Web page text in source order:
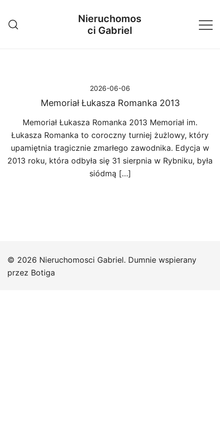
treści
Nieruchomos
ci Gabriel
2026-06-06
Memoriał Łukasza Romanka 2013
Memoriał Łukasza Romanka 2013 Memoriał im.
Łukasza Romanka to coroczny turniej żużlowy, który
upamiętnia tragicznie zmarłego zawodnika. Edycja w
2013 roku, która odbyła się 31 sierpnia w Rybniku, była
siódmą […]
© 2026 Nieruchomosci Gabriel. Dumnie wspierany
przez Botiga